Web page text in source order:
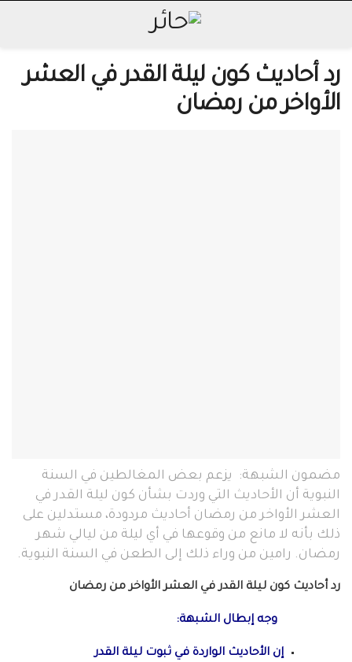
رد أحاديث كون ليلة القدر في العشر
الأواخر من رمضان
مضمون الشبهة: يزعم بعض المغالطين في السنة
النبوية أن الأحاديث التي وردت بشأن كون ليلة القدر في
العشر الأواخر من رمضان أحاديث مردودة، مستدلين على
ذلك بأنه لا مانع من وقوعها في أي ليلة من ليالي شهر
رمضان. رامين من وراء ذلك إلى الطعن في السنة النبوية.
رد أحاديث كون ليلة القدر في العشر الأواخر من رمضان
وجه إبطال الشبهة:
إن الأحاديث الواردة في ثبوت ليلة القدر